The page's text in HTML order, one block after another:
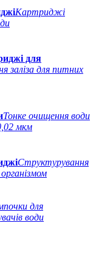
Картриджі
для
заліза для питних
Тонке очищення води
мкм
Структурування
для
води